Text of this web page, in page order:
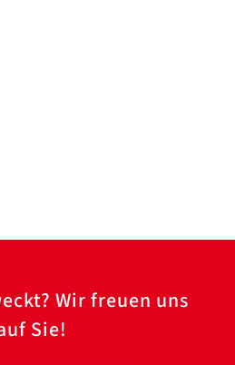
Wir freuen uns
Sie!